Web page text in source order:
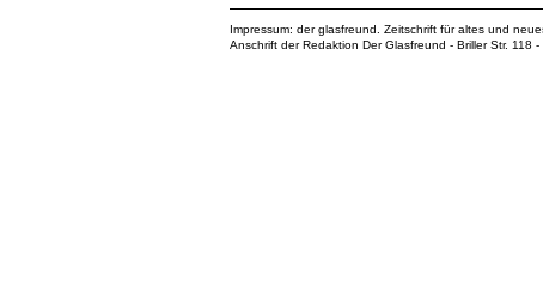
Impressum: der glasfreund. Zeitschrift für altes und
Anschrift der Redaktion Der Glasfreund - Briller Str.